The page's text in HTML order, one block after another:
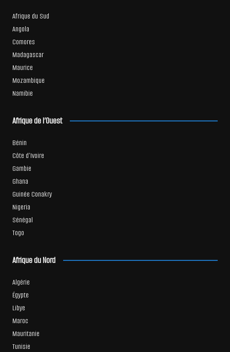
Afrique du Sud
Angola
Comores
Madagascar
Maurice
Mozambique
Namibie
Afrique de l’Ouest
Bénin
Côte d’Ivoire
Gambie
Ghana
Guinée Conakry
Nigeria
Sénégal
Togo
Afrique du Nord
Algérie
Égypte
Libye
Maroc
Mauritanie
Tunisie